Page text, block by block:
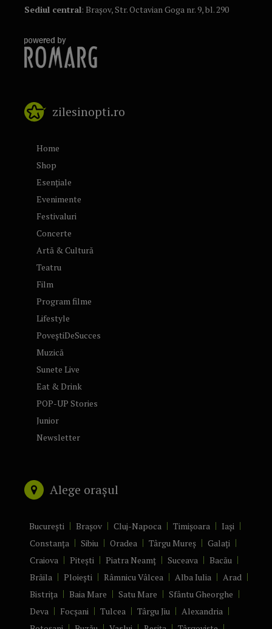
Sediul central: Brașov, Str. Octavian Goga nr. 9, bl. 290
zilesinopti.ro
Home
Shop
Esențiale
Evenimente
Festivaluri
Concerte
Artă & Cultură
Teatru
Film
Program filme
Lifestyle
PoveștiDeSucces
Muzică
Sunete Live
Eat & Drink
POP-UP Stories
Junior
Newsletter
Alege orașul
București Brașov Cluj-Napoca Timișoara
Iași
Constanța
Sibiu Oradea Târgu Mureș
Galați
Craiova
Pitești Piatra Neamț Suceava
Bacău
Brăila
Ploiești Râmnicu Vâlcea Alba Iulia
Arad
Bistrița
Baia Mare Satu Mare
Sfântu Gheorghe
Deva
Focșani Tulcea Târgu Jiu
Alexandria